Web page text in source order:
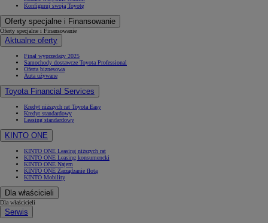
Konfiguruj swoją Toyotę
Oferty specjalne i Finansowanie
Oferty specjalne i Finansowanie
Aktualne oferty
Finał wyprzedaży 2025
Samochody dostawcze Toyota Professional
Oferta biznesowa
Auta używane
Toyota Financial Services
Kredyt niższych rat Toyota Easy
Kredyt standardowy
Leasing standardowy
KINTO ONE
KINTO ONE Leasing niższych rat
KINTO ONE Leasing konsumencki
KINTO ONE Najem
KINTO ONE Zarządzanie flotą
KINTO Mobility
Dla właścicieli
Dla właścicieli
Serwis